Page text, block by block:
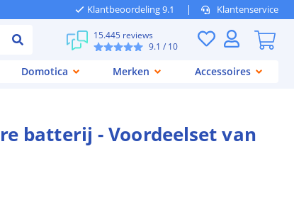
Klantbeoordeling 9.1 Klantenservice
15.445 reviews
9.1 / 10
Domotica Merken Accessoires
batterij - Voordeelset van